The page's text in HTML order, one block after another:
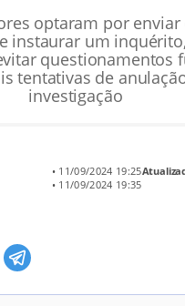
optaram por enviar
instaurar um
questionamentos
tentativas de
investigação
• 11/09/2024 19:25
• 11/09/2024 19:35